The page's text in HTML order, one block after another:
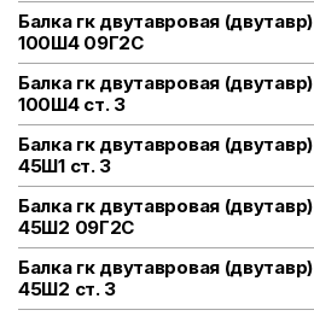
Балка гк двутавровая (двутавр)
100Ш4 09Г2С
Балка гк двутавровая (двутавр)
100Ш4 ст. 3
Балка гк двутавровая (двутавр)
45Ш1 ст. 3
Балка гк двутавровая (двутавр)
45Ш2 09Г2С
Балка гк двутавровая (двутавр)
45Ш2 ст. 3